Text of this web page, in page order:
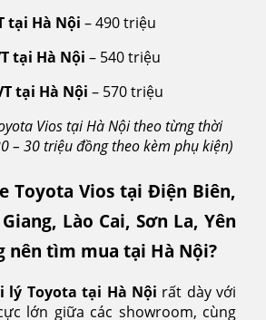
tại Hà Nội – 490 triệu
tại Hà Nội – 540 triệu
tại Hà Nội – 570 triệu
Vios tại Hà Nội theo từng thời
– 30 triệu đồng theo kèm phụ kiện)
Toyota Vios tại Điện Biên,
Lào Cai, Sơn La, Yên
nên tìm mua tại Hà Nội?
lý Toyota tại Hà Nội rất dày với
lớn giữa các showroom, cùng